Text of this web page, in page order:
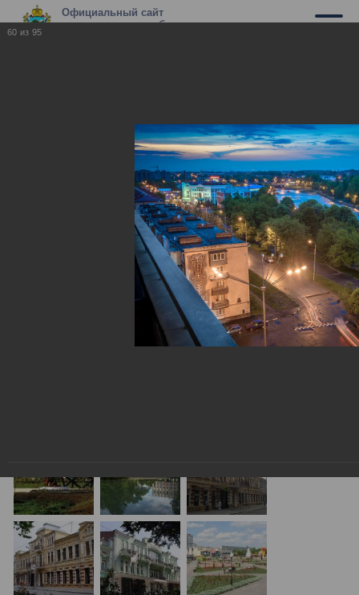
Официальный сайт
муниципального образования г.
17.05.2010
Фотографии нашего города
60 из 95